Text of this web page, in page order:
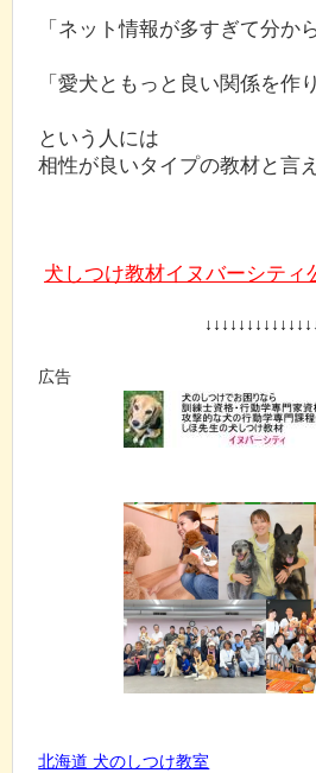
「ネット情報が多すぎて分か
「愛犬ともっと良い関係を作
という人には
相性が良いタイプの教材と言
犬しつけ教材イヌバーシティ
広告
北海道 犬のしつけ教室